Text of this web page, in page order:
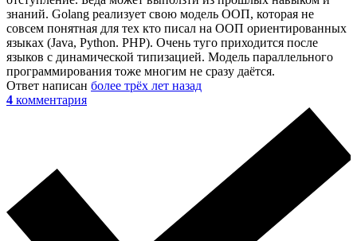
знаний. Golang реализует свою модель ООП, которая не
совсем понятная для тех кто писал на ООП ориентированных
языках (Java, Python. PHP). Очень туго приходится после
языков с динамической типизацией. Модель параллельного
программирования тоже многим не сразу даётся.
Ответ написан более трёх лет назад
4 комментария